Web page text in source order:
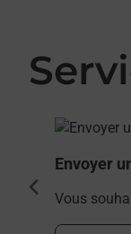
En savoir
Envoyer
Vous